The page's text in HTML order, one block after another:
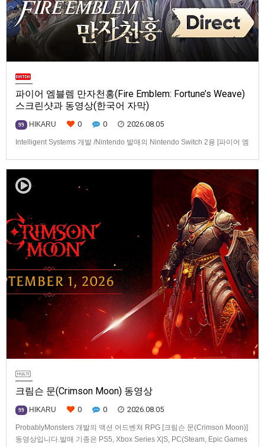
파이어 엠블렘 만자천홍(Fire Emblem: Fortune’s Weave)
스크린샷과 동영상(한국어 자막)
99 HIKARU 0 0 2026.08.05
Intelligent Systems 개발 /Nintendo 발매의 Nintendo Switch 2용 [파이어 엠
크림슨 문(Crimson Moon) 동영상
99 HIKARU 0 0 2026.08.05
ProbablyMonsters 개발의 액션 어드벤쳐 RPG [크림슨 문(Crimson Moon)]
동영상입니다.발매 기종은 PS5, Xbox Series X|S, PC(Steam, Epic Games